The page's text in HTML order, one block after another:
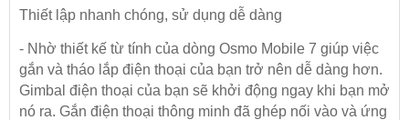
Thiết lập nhanh chóng, sử dụng dễ dàng
- Nhờ thiết kế từ tính của dòng Osmo Mobile 7 giúp việc
gắn và tháo lắp điện thoại của bạn trở nên dễ dàng hơn.
Gimbal điện thoại của bạn sẽ khởi động ngay khi bạn mở
nó ra. Gắn điện thoại thông minh đã ghép nối vào và ứng